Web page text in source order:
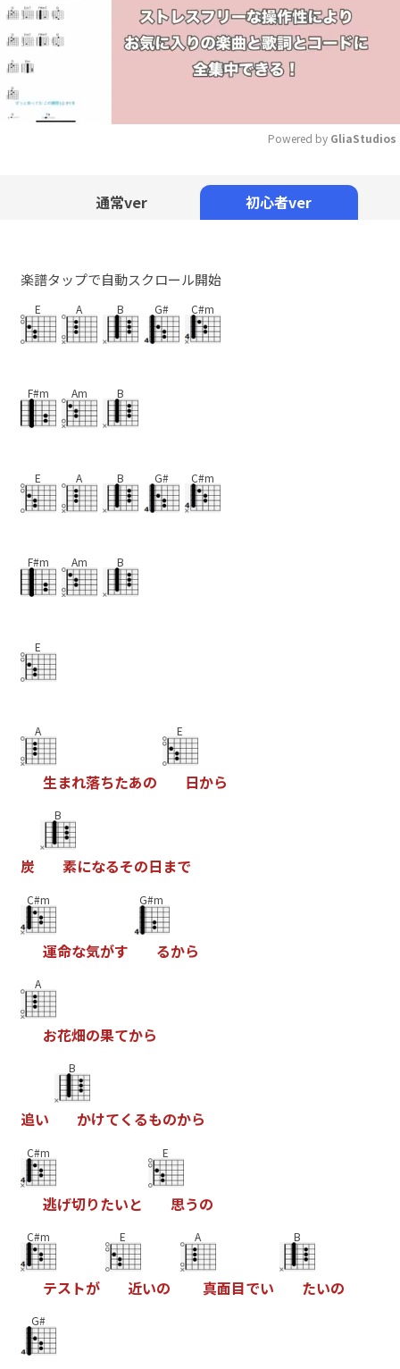
Powered by GliaStudios
通常ver 初心者ver
楽譜タップで自動スクロール開始
E A B G# C#m
F#m Am B
E A B G# C#m
F#m Am B
E
A
生まれ落ちたあの
E
日から
炭
B
素になるその日 まで
C#m
運命な気がす
G#m
るから
A
お花畑の果てから
追い
B
かけてく るものから
C#m
逃げ切りたいと
E
思うの
C#m
テス トが
E
近いの
A
真面目でい
B
たいの
G#